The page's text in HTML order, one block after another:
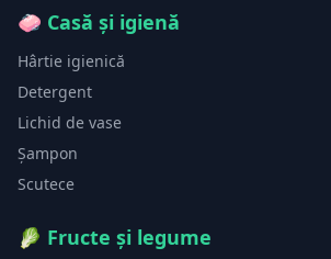
🧼 Casă și igienă
Hârtie igienică
Detergent
Lichid de vase
Șampon
Scutece
🥬 Fructe și legume